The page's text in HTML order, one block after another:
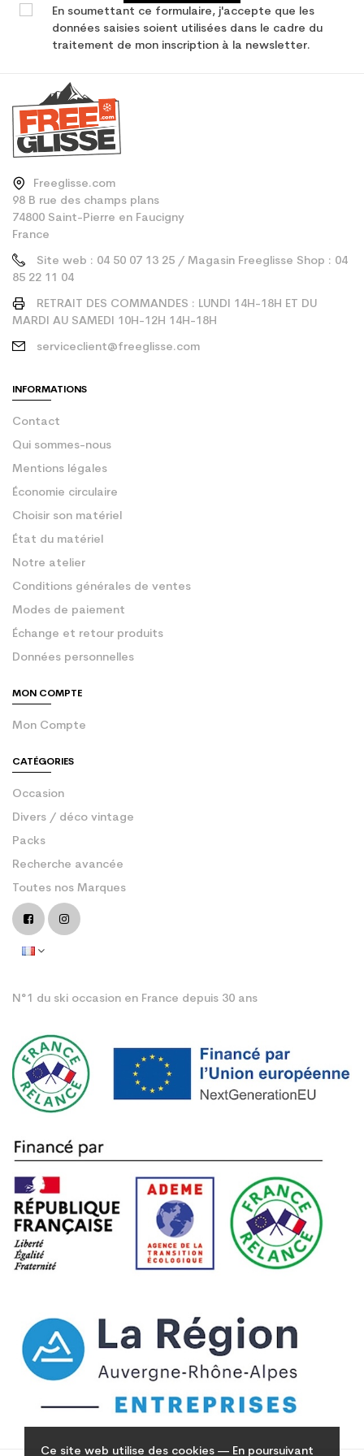
Ce site web utilise des cookies — En poursuivant
En soumettant ce formulaire, j'accepte que les
données saisies soient utilisées dans le cadre du
traitement de mon inscription à la newsletter.
Freeglisse.com
98 B rue des champs plans
74800 Saint-Pierre en Faucigny
France
Site web : 04 50 07 13 25 / Magasin Freeglisse Shop : 04
85 22 11 04
RETRAIT DES COMMANDES : LUNDI 14H-18H ET DU
MARDI AU SAMEDI 10H-12H 14H-18H
serviceclient@freeglisse.com
INFORMATIONS
Contact
Qui sommes-nous
Mentions légales
Économie circulaire
Choisir son matériel
État du matériel
Notre atelier
Conditions générales de ventes
Modes de paiement
Échange et retour produits
Données personnelles
MON COMPTE
Mon Compte
CATÉGORIES
Occasion
Divers / déco vintage
Packs
Recherche avancée
Toutes nos Marques
N°1 du ski occasion en France depuis 30 ans